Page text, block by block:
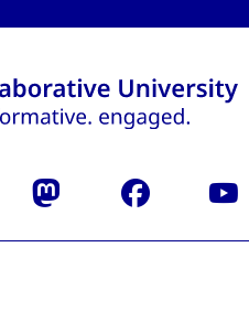
Mastodon Facebook